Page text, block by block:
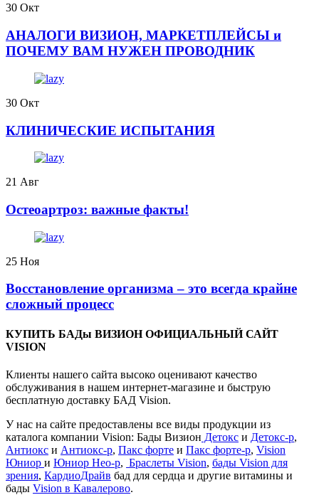
30 Окт
АНАЛОГИ ВИЗИОН, МАРКЕТПЛЕЙСЫ и
ПОЧЕМУ ВАМ НУЖЕН ПРОВОДНИК
30 Окт
КЛИНИЧЕСКИЕ ИСПЫТАНИЯ
21 Авг
️Остеоартроз: важные факты!
25 Ноя
Восстановление организма – это всегда крайне
сложный процесс
КУПИТЬ БАДы ВИЗИОН ОФИЦИАЛЬНЫЙ САЙТ
VISION
Клиенты нашего сайта высоко оценивают качество
обслуживания в нашем интернет-магазине и быструю
бесплатную доставку БАД Vision.
У нас на сайте предоставлены все виды продукции из
каталога компании Vision: Бады Визион Детокс и Детокс-р,
Антиокс и Антиокс-р, Пакс форте и Пакс форте-р, Vision
Юниор и Юниор Нео-р, Браслеты Vision, бады Vision для
зрения, КардиоДрайв бад для сердца и другие витамины и
бады Vision в Кавалерово.